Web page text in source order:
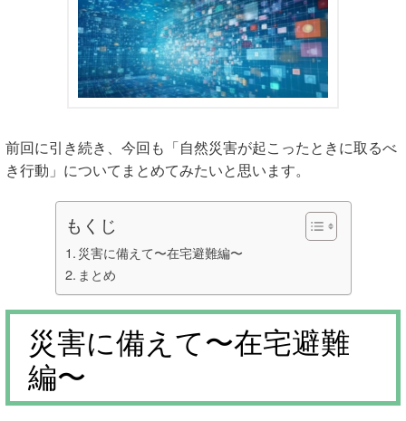
お問い合わせ
前回に引き続き、今回も「自然災害が起こったときに取るべ
き行動」についてまとめてみたいと思います。
もくじ
災害に備えて〜在宅避難編〜
まとめ
災害に備えて〜在宅避難
編〜